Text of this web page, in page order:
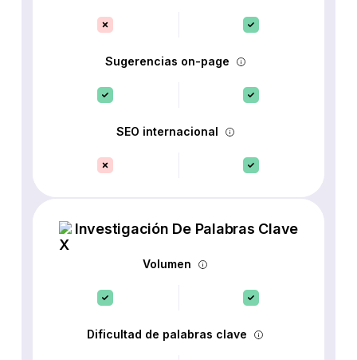
Sugerencias on-page
SEO internacional
Investigación De Palabras Clave
Volumen
Dificultad de palabras clave